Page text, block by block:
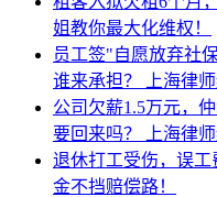
姐教你最大化维权！
员工签"自愿放弃社
谁来承担？
上海律
公司欠薪1.5万元，
要回来吗？
上海律
退休打工受伤，误工
金不挡赔偿路！